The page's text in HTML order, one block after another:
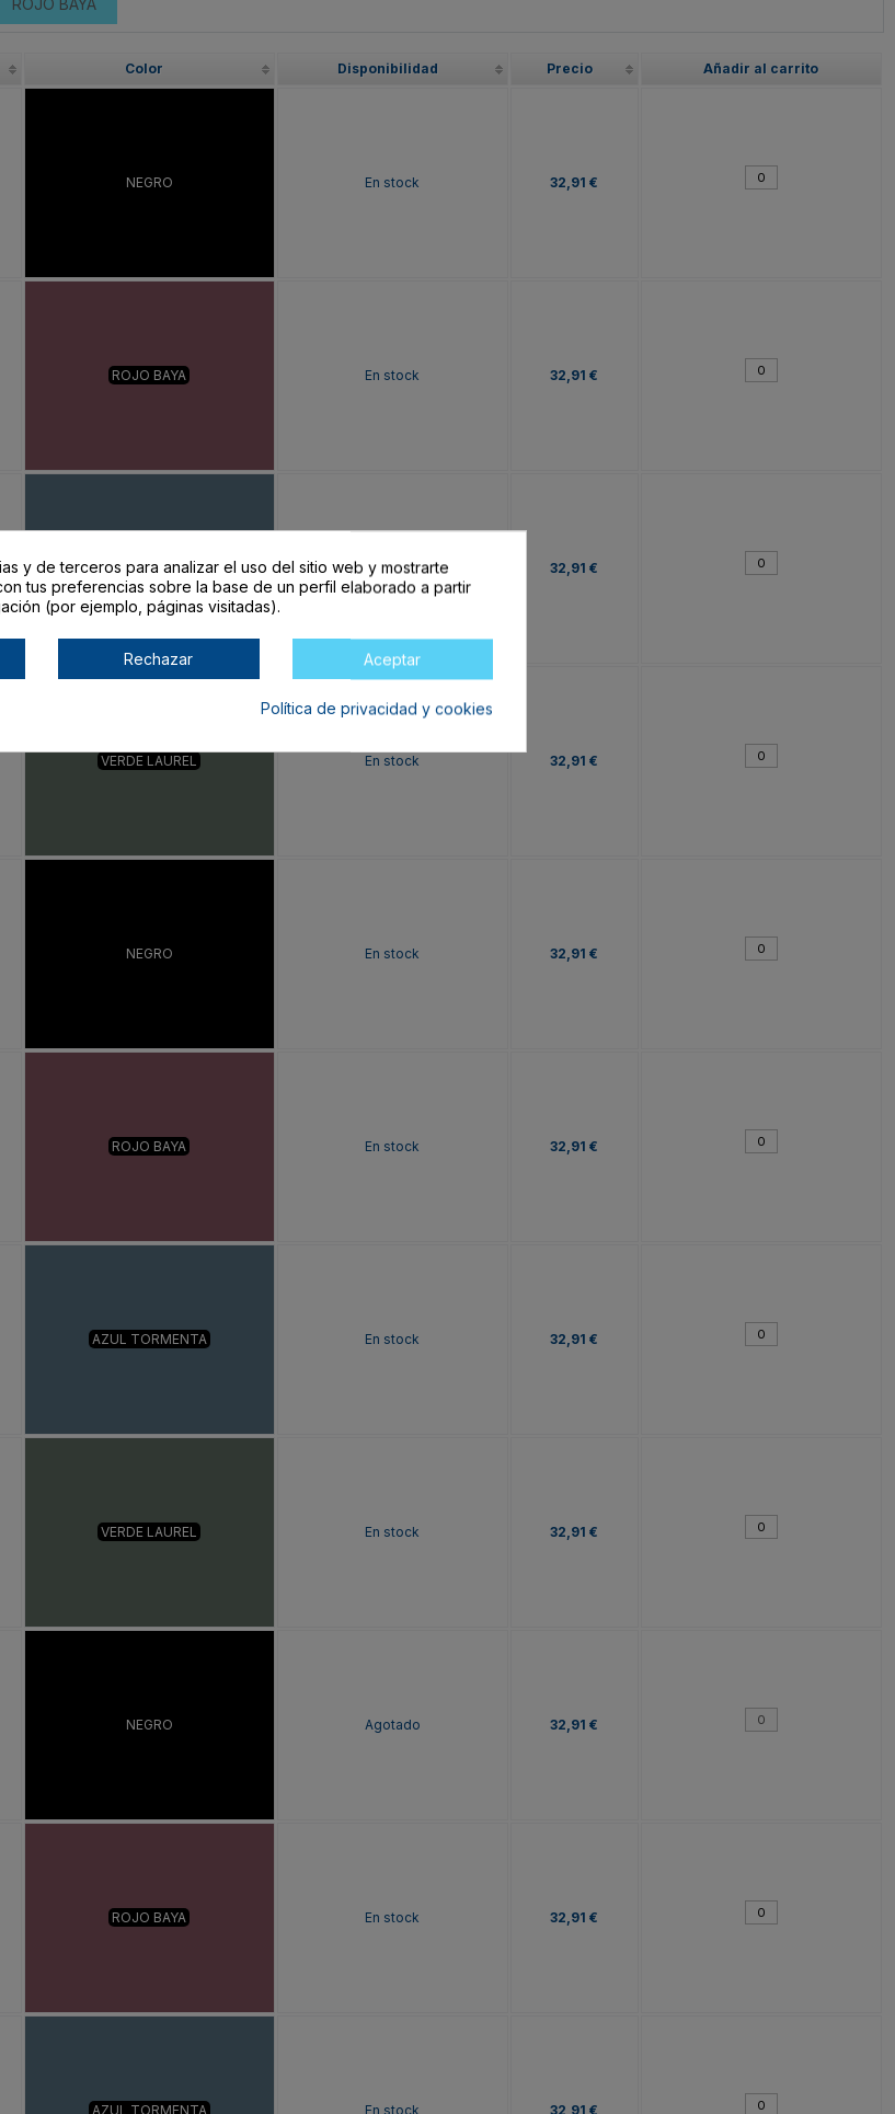
Color Disponibilidad Precio Añadir al carrito
NEGRO En stock 32,91 €
ROJO BAYA En stock 32,91 €
AZUL TORMENTA En stock 32,91 €
VERDE LAUREL En stock 32,91 €
NEGRO En stock 32,91 €
ROJO BAYA En stock 32,91 €
AZUL TORMENTA En stock 32,91 €
VERDE LAUREL En stock 32,91 €
NEGRO Agotado 32,91 €
ROJO BAYA En stock 32,91 €
AZUL TORMENTA En stock 32,91 €
y de terceros para analizar el uso del sitio web y mostrarte
tus preferencias sobre la base de un perfil elaborado a partir
(por ejemplo, páginas visitadas).
Rechazar Aceptar
Política de privacidad y cookies